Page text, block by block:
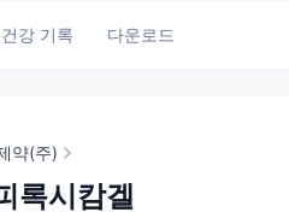
건강 기록 다운로드
약(주)
록시캄겔